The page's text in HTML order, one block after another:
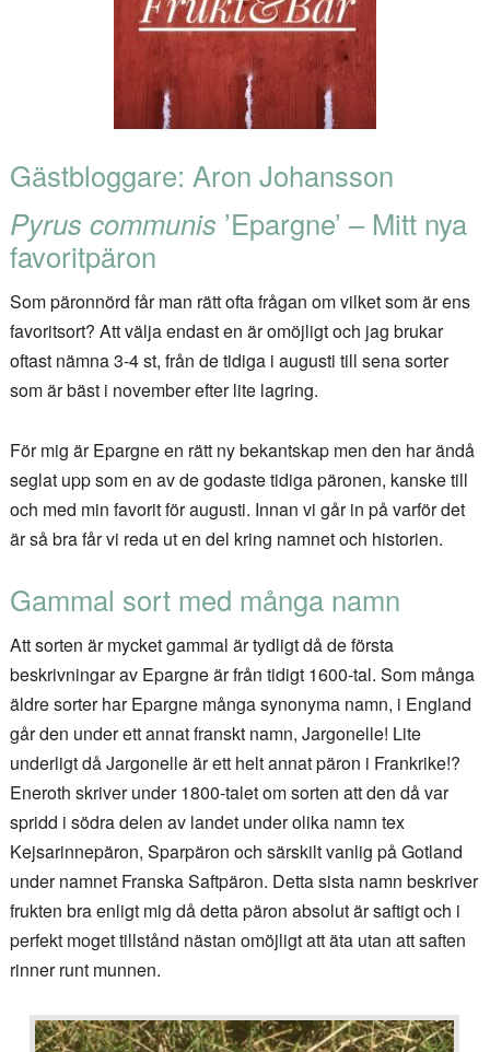
Gästbloggare: Aron Johansson
Pyrus communis ’Epargne’ – Mitt nya
favoritpäron
Som päronnörd får man rätt ofta frågan om vilket som är ens
favoritsort? Att välja endast en är omöjligt och jag brukar
oftast nämna 3-4 st, från de tidiga i augusti till sena sorter
som är bäst i november efter lite lagring.
För mig är Epargne en rätt ny bekantskap men den har ändå
seglat upp som en av de godaste tidiga päronen, kanske till
och med min favorit för augusti. Innan vi går in på varför det
är så bra får vi reda ut en del kring namnet och historien.
Gammal sort med många namn
Att sorten är mycket gammal är tydligt då de första
beskrivningar av Epargne är från tidigt 1600-tal. Som många
äldre sorter har Epargne många synonyma namn, i England
går den under ett annat franskt namn, Jargonelle! Lite
underligt då Jargonelle är ett helt annat päron i Frankrike!?
Eneroth skriver under 1800-talet om sorten att den då var
spridd i södra delen av landet under olika namn tex
Kejsarinnepäron, Sparpäron och särskilt vanlig på Gotland
under namnet Franska Saftpäron. Detta sista namn beskriver
frukten bra enligt mig då detta päron absolut är saftigt och i
perfekt moget tillstånd nästan omöjligt att äta utan att saften
rinner runt munnen.